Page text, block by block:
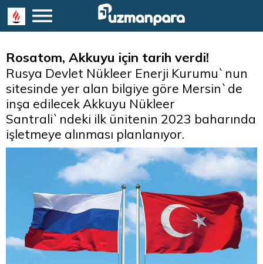
Rosatom, Akkuyu için tarih verdi!
Rusya Devlet Nükleer Enerji Kurumu`nun
sitesinde yer alan bilgiye göre Mersin`de
inşa edilecek Akkuyu Nükleer
Santrali`ndeki ilk ünitenin 2023 baharında
işletmeye alınması planlanıyor.